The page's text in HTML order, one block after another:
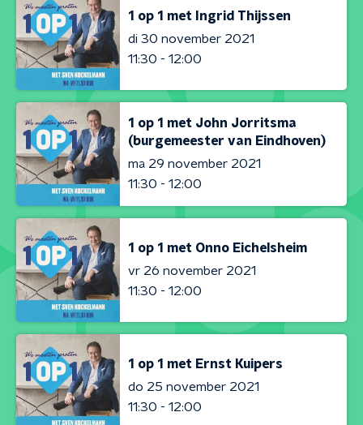
1 op 1 met Ingrid Thijssen
di 30 november 2021
11:30 - 12:00
1 op 1 met John Jorritsma
(burgemeester van Eindhoven)
ma 29 november 2021
11:30 - 12:00
1 op 1 met Onno Eichelsheim
vr 26 november 2021
11:30 - 12:00
1 op 1 met Ernst Kuipers
do 25 november 2021
11:30 - 12:00